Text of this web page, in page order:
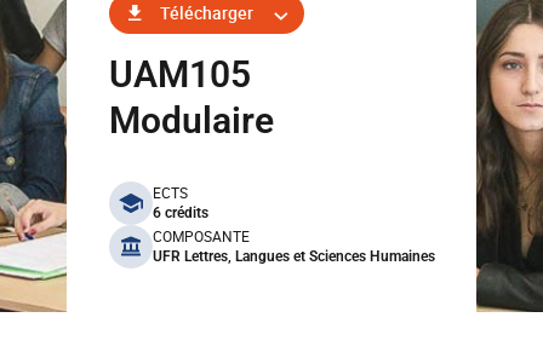
Télécharger
UAM105
Modulaire
benefits
ECTS
6 crédits
COMPOSANTE
UFR Lettres, Langues et Sciences Humaines